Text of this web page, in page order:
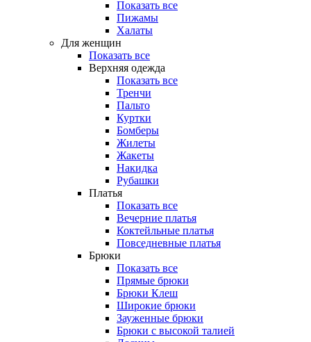
Показать все
Пижамы
Халаты
Для женщин
Показать все
Верхняя одежда
Показать все
Тренчи
Пальто
Куртки
Бомберы
Жилеты
Жакеты
Накидка
Рубашки
Платья
Показать все
Вечерние платья
Коктейльные платья
Повседневные платья
Брюки
Показать все
Прямые брюки
Брюки Клеш
Широкие брюки
Зауженные брюки
Брюки с высокой талией